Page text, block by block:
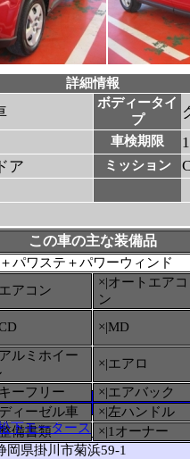
詳細情報
ボディータイ
プ
車検期限
ア ミッション
この車の主な装備品
パワステ＋パワーウィンド
アコン
×|オートエアコ
ン
×|MD
ルミホイー
×|エアロ
ーフリー
×|エアバック
ィーゼル車
×|左ハンドル
備書類 ×|1オーナー
下モータース
岡県掛川市菊浜59-1